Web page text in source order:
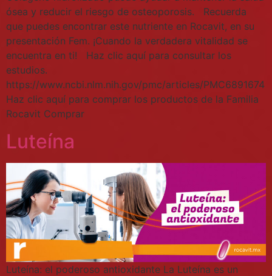
ósea y reducir el riesgo de osteoporosis. Recuerda
que puedes encontrar este nutriente en Rocavit, en su
presentación Fem. ¡Cuando la verdadera vitalidad se
encuentra en ti! Haz clic aquí para consultar los
estudios.
https://www.ncbi.nlm.nih.gov/pmc/articles/PMC6891674
Haz clic aquí para comprar los productos de la Familia
Rocavit Comprar
Luteína
Luteína: el poderoso antioxidante La Luteína es un